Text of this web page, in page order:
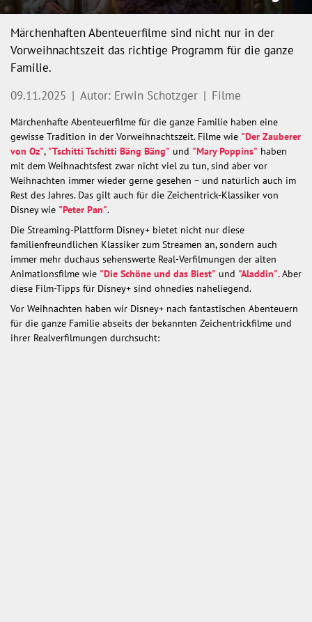
Märchenhaften Abenteuerfilme sind nicht nur in der
Vorweihnachtszeit das richtige Programm für die ganze
Familie.
09.11.2025 | Autor: Erwin Schotzger | Filme
Märchenhafte Abenteuerfilme für die ganze Familie haben eine
gewisse Tradition in der Vorweihnachtszeit. Filme wie "Der Zauberer
von Oz", "Tschitti Tschitti Bäng Bäng" und "Mary Poppins" haben
mit dem Weihnachtsfest zwar nicht viel zu tun, sind aber vor
Weihnachten immer wieder gerne gesehen – und natürlich auch im
Rest des Jahres. Das gilt auch für die Zeichentrick-Klassiker von
Disney wie "Peter Pan".
Die Streaming-Plattform Disney+ bietet nicht nur diese
familienfreundlichen Klassiker zum Streamen an, sondern auch
immer mehr duchaus sehenswerte Real-Verfilmungen der alten
Animationsfilme wie "Die Schöne und das Biest" und "Aladdin". Aber
diese Film-Tipps für Disney+ sind ohnedies naheliegend.
Vor Weihnachten haben wir Disney+ nach fantastischen Abenteuern
für die ganze Familie abseits der bekannten Zeichentrickfilme und
ihrer Realverfilmungen durchsucht: